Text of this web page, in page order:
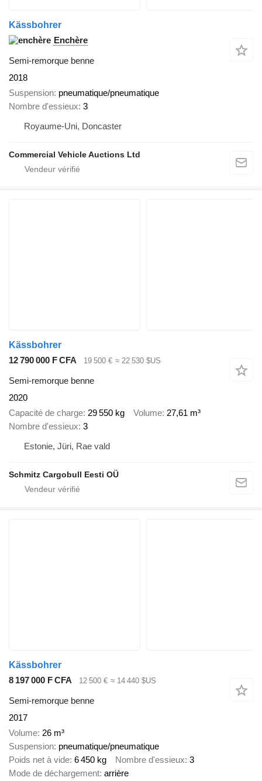
Kässbohrer
Enchère
Semi-remorque benne
2018
Suspension pneumatique/pneumatique
Nombre d'essieux 3
Royaume-Uni, Doncaster
Commercial Vehicle Auctions Ltd
Kässbohrer
12 790 000 F CFA
19 500 € ≈ 22 530 $US
Semi-remorque benne
2020
Capacité de charge 29 550 kg Volume 27,61 m³
Nombre d'essieux 3
Estonie, Jüri, Rae vald
Schmitz Cargobull Eesti OÜ
Kässbohrer
8 197 000 F CFA
12 500 € ≈ 14 440 $US
Semi-remorque benne
2017
Volume 26 m³
Suspension pneumatique/pneumatique
Poids net à vide 6 450 kg Nombre d'essieux 3
Mode de déchargement arrière